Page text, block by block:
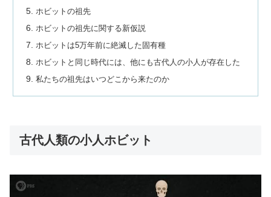
ホビットの祖先
ホビットの祖先に関する新仮説
ホビットは5万年前に絶滅した固有種
ホビットと同じ時代には、他にも古代人の小人が存在した
私たちの祖先はいつどこから来たのか
古代人類の小人ホビット